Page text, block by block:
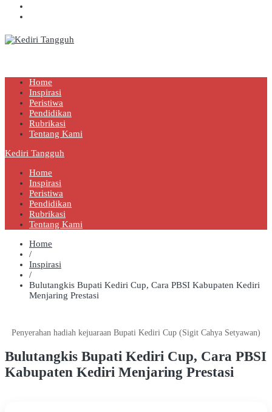
Home
Inspirasi
Peristiwa
Pendidikan
Rubrikasi
Tentang Kami
Kediri Tangguh
Home
Inspirasi
Peristiwa
Pendidikan
Rubrikasi
Tentang Kami
Home
/
Inspirasi
/
Bulutangkis Bupati Kediri Cup, Cara PBSI Kabupaten Kediri
Menjaring Prestasi
Penyerahan hadiah kejuaraan Bupati Kediri Cup (Sigit Cahya Setyawan)
Bulutangkis Bupati Kediri Cup, Cara PBSI
Kabupaten Kediri Menjaring Prestasi